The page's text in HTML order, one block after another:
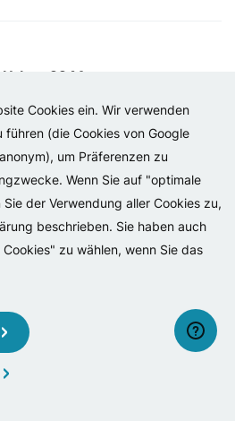
Cookies ein. Wir verwenden
(die Cookies von Google
um Präferenzen zu
Wenn Sie auf "optimale
der Verwendung aller Cookies zu,
beschrieben. Sie haben auch
zu wählen, wenn Sie das
22 M
Verbraucherpreis: € 54,95
6
22.06 zugelassen.
Verbraucherpreis: € 54,95